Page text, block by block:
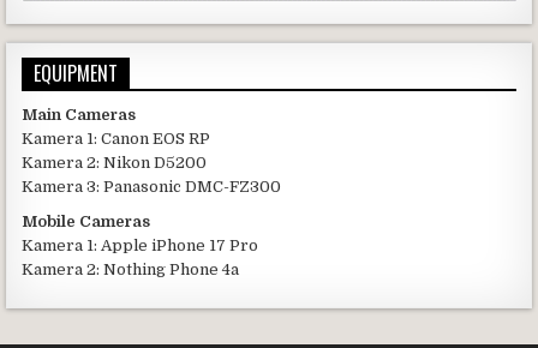
EQUIPMENT
Main Cameras
Kamera 1: Canon EOS RP
Kamera 2: Nikon D5200
Kamera 3: Panasonic DMC-FZ300
Mobile Cameras
Kamera 1: Apple iPhone 17 Pro
Kamera 2: Nothing Phone 4a